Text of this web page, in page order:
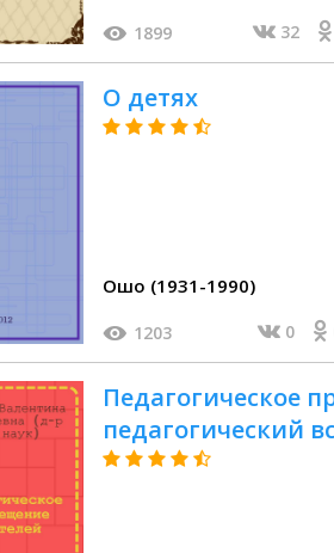
1899 32
О детях
Ошо (1931-1990)
1203 0
Педагогическое
педагогический